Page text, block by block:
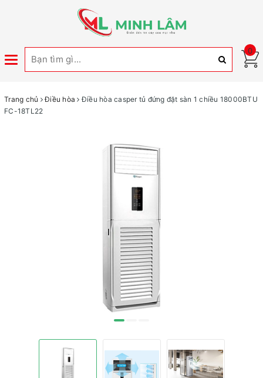
Toggle
0
Trang chủ Điều hòa
Điều hòa casper tủ đứng đặt sàn 1 chiều 18000BTU
FC-18TL22